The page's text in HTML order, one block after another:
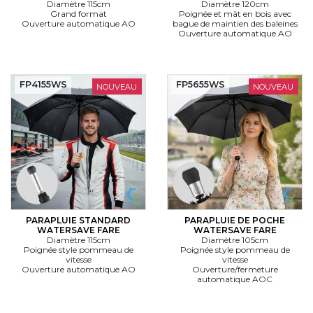
Diamètre 115cm
Grand format
Ouverture automatique AO
Diamètre 120cm
Poignée et mât en bois avec
bague de maintien des baleines
Ouverture automatique AO
NOUVEAU
PARAPLUIE STANDARD
WATERSAVE FARE
Diamètre 115cm
Poignée style pommeau de
vitesse
Ouverture automatique AO
FP4155WS NOUVEAU
PARAPLUIE DE POCHE
WATERSAVE FARE
Diamètre 105cm
Poignée style pommeau de
vitesse
Ouverture/fermeture
automatique AOC
FP5655WS